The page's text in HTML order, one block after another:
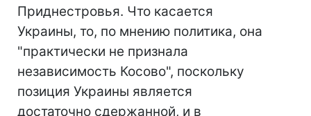
Приднестровья. Что касается
Украины, то, по мнению политика, она
"практически не признала
независимость Косово", поскольку
позиция Украины является
достаточно сдержанной, и в